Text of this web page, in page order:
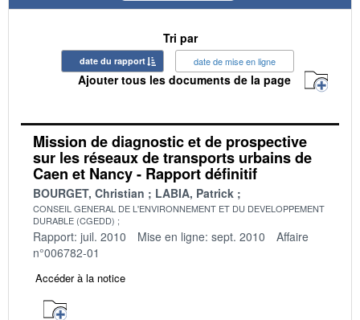
Tri par
date du rapport date de mise en ligne
Ajouter tous les documents de la page
Mission de diagnostic et de prospective
sur les réseaux de transports urbains de
Caen et Nancy - Rapport définitif
BOURGET, Christian LABIA, Patrick
CONSEIL GENERAL DE L'ENVIRONNEMENT ET DU DEVELOPPEMENT
DURABLE (CGEDD)
Rapport: juil. 2010 Mise en ligne: sept. 2010
Affaire
n°006782-01
Accéder à la notice